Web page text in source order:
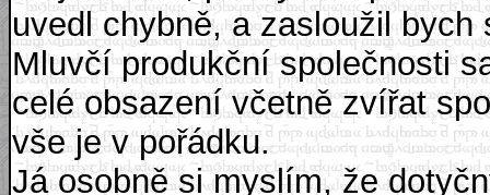
uvedl chybně, a zasloužil
Mluvčí produkční společnosti
celé obsazení včetně zvířat
vše je v pořádku.
Já osobně si myslím, že